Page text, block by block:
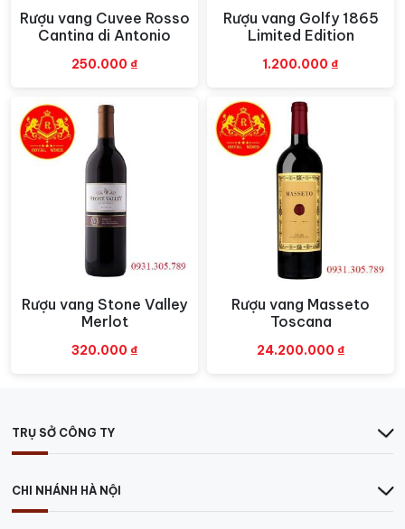
Xem nhanh
Rượu vang Cuvee Rosso
Cantina di Antonio
250.000 ₫
Xem nhanh
Rượu vang Golfy 1865
Limited Edition
1.200.000 ₫
Xem nhanh
Rượu vang Stone Valley
Merlot
320.000 ₫
Xem nhanh
Rượu vang Masseto
Toscana
24.200.000 ₫
TRỤ SỞ CÔNG TY
CHI NHÁNH HÀ NỘI